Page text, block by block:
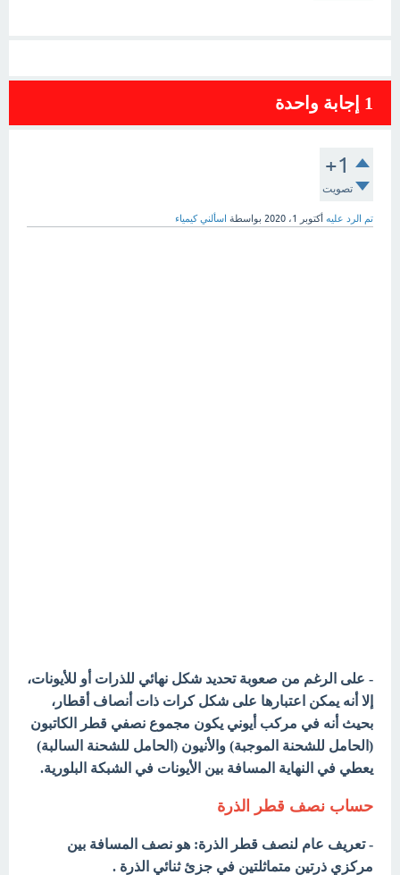
1 إجابة واحدة
+1
تصويت
تم الرد عليه أكتوبر 1، 2020 بواسطة اسألني كيمياء
- على الرغم من صعوبة تحديد شكل نهائي للذرات أو للأيونات،
إلا أنه يمكن اعتبارها على شكل كرات ذات أنصاف أقطار،
بحيث أنه في مركب أيوني يكون مجموع نصفي قطر الكاتبون
(الحامل للشحنة الموجبة) والأنيون (الحامل للشحنة السالبة)
يعطي في النهاية المسافة بين الأيونات في الشبكة البلورية.
حساب نصف قطر الذرة
- تعريف عام لنصف قطر الذرة: هو نصف المسافة بين
مركزي ذرتين متماثلتين في جزئ ثنائي الذرة .